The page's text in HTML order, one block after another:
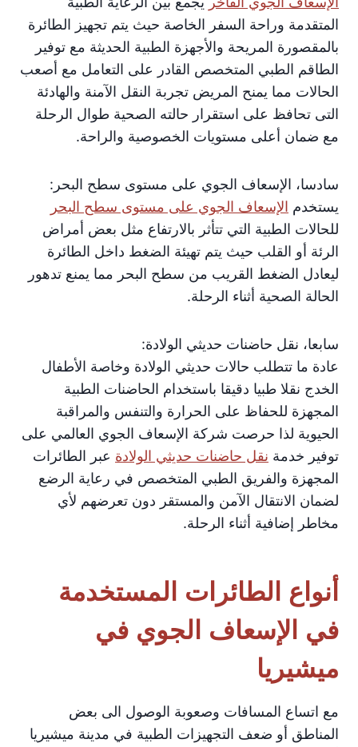
المتقدمة وراحة السفر الخاصة حيث يتم تجهيز الطائرة
بالمقصورة المريحة والأجهزة الطبية الحديثة مع توفير
الطاقم الطبي المتخصص القادر على التعامل مع أصعب
الحالات مما يمنح المريض تجربة النقل الآمنة والهادئة
التى تحافظ على استقرار حالته الصحية طوال الرحلة
مع ضمان أعلى مستويات الخصوصية والراحة.
سادسا، الإسعاف الجوي على مستوى سطح البحر:
يستخدم الإسعاف الجوي على مستوى سطح البحر
للحالات الطبية التي تتأثر بالارتفاع مثل بعض أمراض
الرئة أو القلب حيث يتم تهيئة الضغط داخل الطائرة
ليعادل الضغط القريب من سطح البحر مما يمنع تدهور
الحالة الصحية أثناء الرحلة.
سابعا، نقل حاضنات حديثي الولادة:
عادة ما تتطلب حالات حديثي الولادة وخاصة الأطفال
الخدج نقلا طبيا دقيقا باستخدام الحاضنات الطبية
المجهزة للحفاظ على الحرارة والتنفس والمراقبة
الحيوية لذا حرصت شركة الإسعاف الجوي العالمي على
توفير خدمة نقل حاضنات حديثي الولادة عبر الطائرات
المجهزة والفريق الطبي المتخصص في رعاية الرضع
لضمان الانتقال الآمن والمستقر دون تعرضهم لأي
مخاطر إضافية أثناء الرحلة.
أنواع الطائرات المستخدمة
في الإسعاف الجوي في
ميشيريا
مع اتساع المسافات وصعوبة الوصول الى بعض
المناطق أو ضعف التجهيزات الطبية في مدينة ميشيريا